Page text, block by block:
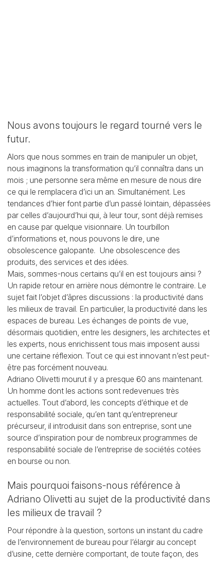
Nous avons toujours le regard tourné vers le
futur.
Alors que nous sommes en train de manipuler un objet,
nous imaginons la transformation qu’il connaîtra dans un
mois ; une personne sera même en mesure de nous dire
ce qui le remplacera d’ici un an. Simultanément. Les
tendances d’hier font partie d’un passé lointain, dépassées
par celles d’aujourd’hui qui, à leur tour, sont déjà remises
en cause par quelque visionnaire. Un tourbillon
d’informations et, nous pouvons le dire, une
obsolescence galopante. Une obsolescence des
produits, des services et des idées.
Mais, sommes-nous certains qu’il en est toujours ainsi ?
Un rapide retour en arrière nous démontre le contraire. Le
sujet fait l’objet d’âpres discussions : la productivité dans
les milieux de travail. En particulier, la productivité dans les
espaces de bureau. Les échanges de points de vue,
désormais quotidien, entre les designers, les architectes et
les experts, nous enrichissent tous mais imposent aussi
une certaine réflexion. Tout ce qui est innovant n’est peut-
être pas forcément nouveau.
Adriano Olivetti mourut il y a presque 60 ans maintenant.
Un homme dont les actions sont redevenues très
actuelles. Tout d’abord, les concepts d’éthique et de
responsabilité sociale, qu’en tant qu’entrepreneur
précurseur, il introduisit dans son entreprise, sont une
source d’inspiration pour de nombreux programmes de
responsabilité sociale de l’entreprise de sociétés cotées
en bourse ou non.
Mais pourquoi faisons-nous référence à
Adriano Olivetti au sujet de la productivité dans
les milieux de travail ?
Pour répondre à la question, sortons un instant du cadre
de l’environnement de bureau pour l’élargir au concept
d’usine, cette dernière comportant, de toute façon, des